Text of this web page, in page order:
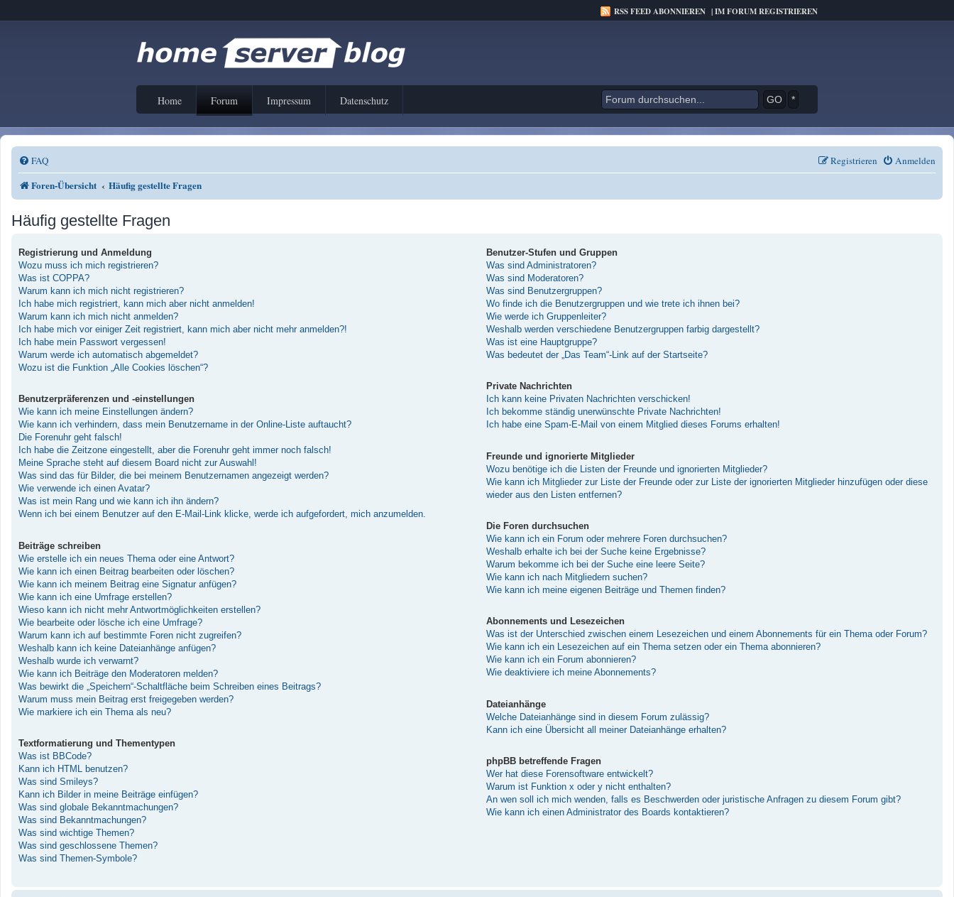
RSS FEED ABONNIEREN |IM FORUM REGISTRIEREN
Home Forum Impressum Datenschutz *
FAQ Anmelden
Registrieren
Foren-Übersicht Häufig gestellte Fragen
Häufig gestellte Fragen
Registrierung und Anmeldung
Wozu muss ich mich registrieren?
Was ist COPPA?
Warum kann ich mich nicht registrieren?
Ich habe mich registriert, kann mich aber nicht anmelden!
Warum kann ich mich nicht anmelden?
Ich habe mich vor einiger Zeit registriert, kann mich aber nicht mehr anmelden?!
Ich habe mein Passwort vergessen!
Warum werde ich automatisch abgemeldet?
Wozu ist die Funktion „Alle Cookies löschen“?
Benutzerpräferenzen und -einstellungen
Wie kann ich meine Einstellungen ändern?
Wie kann ich verhindern, dass mein Benutzername in der Online-Liste auftaucht?
Die Forenuhr geht falsch!
Ich habe die Zeitzone eingestellt, aber die Forenuhr geht immer noch falsch!
Meine Sprache steht auf diesem Board nicht zur Auswahl!
Was sind das für Bilder, die bei meinem Benutzernamen angezeigt werden?
Wie verwende ich einen Avatar?
Was ist mein Rang und wie kann ich ihn ändern?
Wenn ich bei einem Benutzer auf den E-Mail-Link klicke, werde ich aufgefordert, mich anzumelden.
Beiträge schreiben
Wie erstelle ich ein neues Thema oder eine Antwort?
Wie kann ich einen Beitrag bearbeiten oder löschen?
Wie kann ich meinem Beitrag eine Signatur anfügen?
Wie kann ich eine Umfrage erstellen?
Wieso kann ich nicht mehr Antwortmöglichkeiten erstellen?
Wie bearbeite oder lösche ich eine Umfrage?
Warum kann ich auf bestimmte Foren nicht zugreifen?
Weshalb kann ich keine Dateianhänge anfügen?
Weshalb wurde ich verwarnt?
Wie kann ich Beiträge den Moderatoren melden?
Was bewirkt die „Speichern“-Schaltfläche beim Schreiben eines Beitrags?
Warum muss mein Beitrag erst freigegeben werden?
Wie markiere ich ein Thema als neu?
Textformatierung und Thementypen
Was ist BBCode?
Kann ich HTML benutzen?
Was sind Smileys?
Kann ich Bilder in meine Beiträge einfügen?
Was sind globale Bekanntmachungen?
Was sind Bekanntmachungen?
Was sind wichtige Themen?
Was sind geschlossene Themen?
Was sind Themen-Symbole?
Benutzer-Stufen und Gruppen
Was sind Administratoren?
Was sind Moderatoren?
Was sind Benutzergruppen?
Wo finde ich die Benutzergruppen und wie trete ich ihnen bei?
Wie werde ich Gruppenleiter?
Weshalb werden verschiedene Benutzergruppen farbig dargestellt?
Was ist eine Hauptgruppe?
Was bedeutet der „Das Team“-Link auf der Startseite?
Private Nachrichten
Ich kann keine Privaten Nachrichten verschicken!
Ich bekomme ständig unerwünschte Private Nachrichten!
Ich habe eine Spam-E-Mail von einem Mitglied dieses Forums erhalten!
Freunde und ignorierte Mitglieder
Wozu benötige ich die Listen der Freunde und ignorierten Mitglieder?
Wie kann ich Mitglieder zur Liste der Freunde oder zur Liste der ignorierten Mitglieder hinzufügen oder diese
wieder aus den Listen entfernen?
Die Foren durchsuchen
Wie kann ich ein Forum oder mehrere Foren durchsuchen?
Weshalb erhalte ich bei der Suche keine Ergebnisse?
Warum bekomme ich bei der Suche eine leere Seite?
Wie kann ich nach Mitgliedern suchen?
Wie kann ich meine eigenen Beiträge und Themen finden?
Abonnements und Lesezeichen
Was ist der Unterschied zwischen einem Lesezeichen und einem Abonnements für ein Thema oder Forum?
Wie kann ich ein Lesezeichen auf ein Thema setzen oder ein Thema abonnieren?
Wie kann ich ein Forum abonnieren?
Wie deaktiviere ich meine Abonnements?
Dateianhänge
Welche Dateianhänge sind in diesem Forum zulässig?
Kann ich eine Übersicht all meiner Dateianhänge erhalten?
phpBB betreffende Fragen
Wer hat diese Forensoftware entwickelt?
Warum ist Funktion x oder y nicht enthalten?
An wen soll ich mich wenden, falls es Beschwerden oder juristische Anfragen zu diesem Forum gibt?
Wie kann ich einen Administrator des Boards kontaktieren?